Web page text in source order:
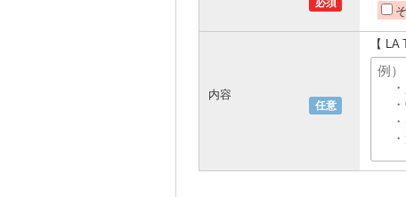
必須
任意
内容
【